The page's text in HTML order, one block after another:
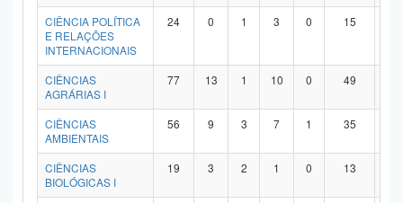
CIÊNCIA POLÍTICA
E RELAÇÕES
INTERNACIONAIS
24 0 1 3 0 15
CIÊNCIAS
AGRÁRIAS I
77 13 1 10 0 49
CIÊNCIAS
AMBIENTAIS
56 9 3 7 1 35
CIÊNCIAS
BIOLÓGICAS I
19 3 2 1 0 13